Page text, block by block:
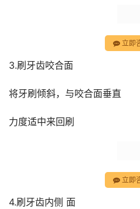
立即
3.刷牙齿咬合面
将牙刷倾斜，与咬合面垂直
力度适中来回刷
立即
4.刷牙齿内侧 面